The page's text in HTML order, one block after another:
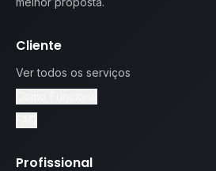
Cliente
Ver todos os serviços
Profissional